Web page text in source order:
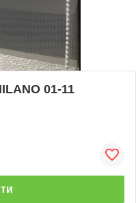
01-11